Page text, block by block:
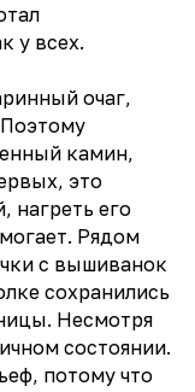
у всех.
очаг,
Поэтому
камин,
это
нагреть его
Рядом
с вышиванок
сохранились
Несмотря
состоянии.
потому что